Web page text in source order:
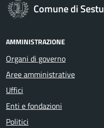
Comune di Sestu
AMMINISTRAZIONE
Organi di governo
Aree amministrative
Uffici
Enti e fondazioni
Politici